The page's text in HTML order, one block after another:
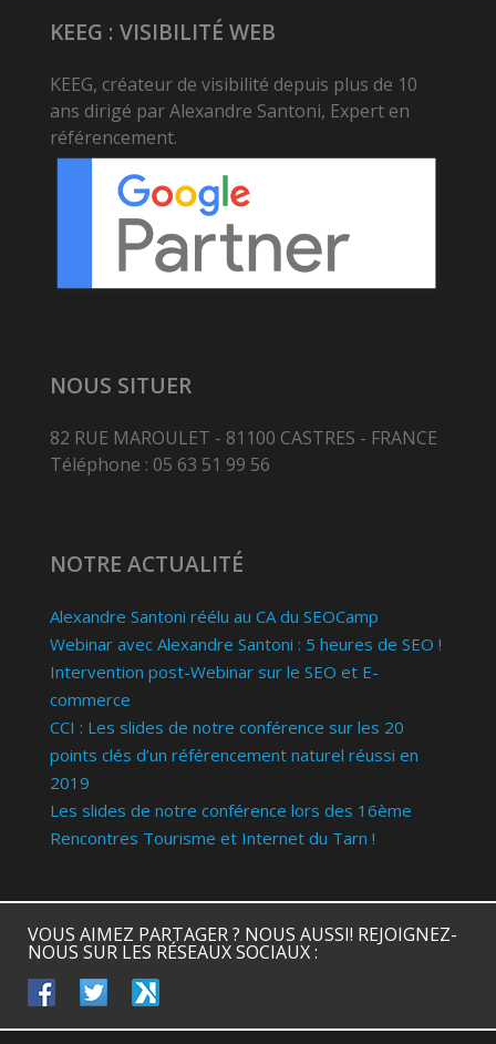
KEEG : VISIBILITÉ WEB
KEEG, créateur de visibilité depuis plus de 10
ans dirigé par Alexandre Santoni, Expert en
référencement.
NOUS SITUER
82 RUE MAROULET - 81100 CASTRES - FRANCE
Téléphone : 05 63 51 99 56
NOTRE ACTUALITÉ
Alexandre Santoni réélu au CA du SEOCamp
Webinar avec Alexandre Santoni : 5 heures de SEO !
Intervention post-Webinar sur le SEO et E-
commerce
CCI : Les slides de notre conférence sur les 20
points clés d’un référencement naturel réussi en
2019
Les slides de notre conférence lors des 16ème
Rencontres Tourisme et Internet du Tarn !
VOUS AIMEZ PARTAGER ? NOUS AUSSI! REJOIGNEZ-
NOUS SUR LES RÉSEAUX SOCIAUX :
facebooktwitterkeeg